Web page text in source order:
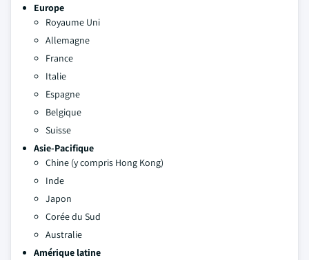
Europe
Royaume Uni
Allemagne
France
Italie
Espagne
Belgique
Suisse
Asie-Pacifique
Chine (y compris Hong Kong)
Inde
Japon
Corée du Sud
Australie
Amérique latine